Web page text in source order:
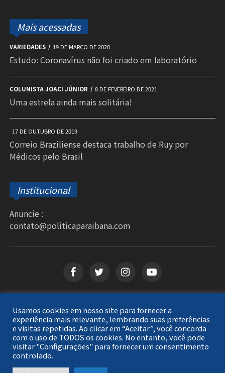
Mais acessadas
VARIEDADES 19 DE MARÇO DE 2020
Estudo: Coronavírus não foi criado em laboratório
COLUNISTA JOACI JÚNIOR 8 DE FEVEREIRO DE 2021
Uma estrela ainda mais solitária!
17 DE OUTUBRO DE 2019
Correio Braziliense destaca trabalho de Ruy por
Médicos pelo Brasil
Institucional
Anuncie :
contato@politicaparaibana.com
Copyright © 2026Política Paraibana. Todos os
direitos reservados.
Usamos cookies em nosso site para fornecer a
experiência mais relevante, lembrando suas preferências
e visitas repetidas. Ao clicar em “Aceitar”, você concorda
com o uso de TODOS os cookies. No entanto, você pode
visitar "Configurações" para fornecer um consentimento
controlado.